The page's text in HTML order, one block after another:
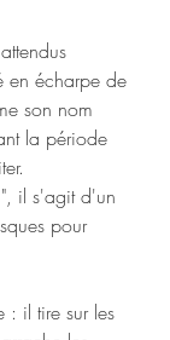
en écharpe de
son nom
la période
il s'agit d'un
pour
: il tire sur les